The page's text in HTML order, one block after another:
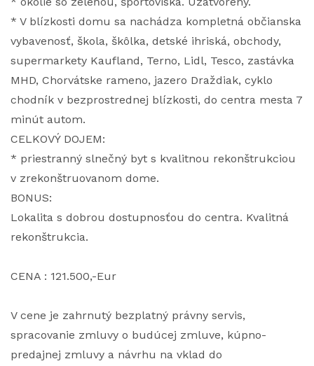
* V blízkosti domu sa nachádza kompletná občianska
vybavenosť, škola, škôlka, detské ihriská, obchody,
supermarkety Kaufland, Terno, Lidl, Tesco, zastávka
MHD, Chorvátske rameno, jazero Draždiak, cyklo
chodník v bezprostrednej blízkosti, do centra mesta 7
minút autom.
CELKOVÝ DOJEM:
* priestranný slnečný byt s kvalitnou rekonštrukciou
v zrekonštruovanom dome.
BONUS:
Lokalita s dobrou dostupnosťou do centra. Kvalitná
rekonštrukcia.
CENA : 121.500,-Eur
V cene je zahrnutý bezplatný právny servis,
spracovanie zmluvy o budúcej zmluve, kúpno-
predajnej zmluvy a návrhu na vklad do